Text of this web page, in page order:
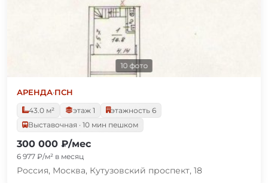
10 фото
АРЕНДА·ПСН
43.0 м²
этаж 1
этажность 6
Выставочная · 10 мин пешком
300 000 ₽/мес
6 977 ₽/м² в месяц
Россия, Москва, Кутузовский проспект, 18